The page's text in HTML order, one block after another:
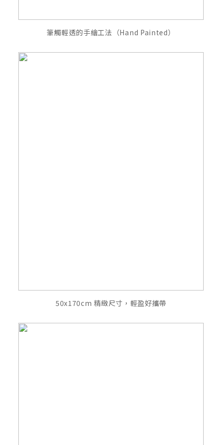
筆觸輕透的手繪工法（Hand Painted）
50x170cm 精緻尺寸，輕盈好攜帶